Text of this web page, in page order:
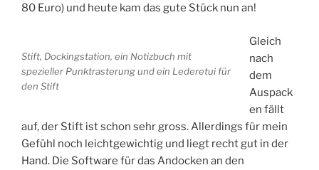
80 Euro) und heute kam das gute Stück nun an!
Stift, Dockingstation, ein Notizbuch mit
spezieller Punktrasterung und ein Lederetui für
den Stift
Gleich
nach
dem
Auspack
en fällt
auf, der Stift ist schon sehr gross. Allerdings für mein
Gefühl noch leichtgewichtig und liegt recht gut in der
Hand. Die Software für das Andocken an den